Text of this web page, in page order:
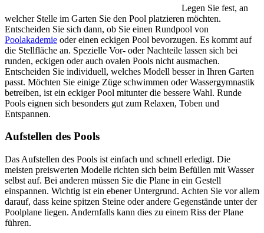
Legen Sie fest, an
welcher Stelle im Garten Sie den Pool platzieren möchten.
Entscheiden Sie sich dann, ob Sie einen Rundpool von
Poolakademie oder einen eckigen Pool bevorzugen. Es kommt auf
die Stellfläche an. Spezielle Vor- oder Nachteile lassen sich bei
runden, eckigen oder auch ovalen Pools nicht ausmachen.
Entscheiden Sie individuell, welches Modell besser in Ihren Garten
passt. Möchten Sie einige Züge schwimmen oder Wassergymnastik
betreiben, ist ein eckiger Pool mitunter die bessere Wahl. Runde
Pools eignen sich besonders gut zum Relaxen, Toben und
Entspannen.
Aufstellen des Pools
Das Aufstellen des Pools ist einfach und schnell erledigt. Die
meisten preiswerten Modelle richten sich beim Befüllen mit Wasser
selbst auf. Bei anderen müssen Sie die Plane in ein Gestell
einspannen. Wichtig ist ein ebener Untergrund. Achten Sie vor allem
darauf, dass keine spitzen Steine oder andere Gegenstände unter der
Poolplane liegen. Andernfalls kann dies zu einem Riss der Plane
führen.